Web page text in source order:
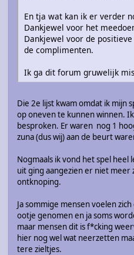
En tja wat kan ik er verder
Dankjewel voor het
Dankjewel voor de
de complimenten.
Ik ga dit forum gruwelijk
Die 2e lijst kwam omdat ik mijn
op oneven te kunnen winnen.
besproken. Er waren nog 1
zuna (dus wij) aan de beurt
Nogmaals ik vond het spel
uit ging aangezien er niet meer
ontknoping.
Ja sommige mensen voelen
ootje genomen en ja soms
maar mensen dit is f*cking
hier nog wel wat neerzetten
tere zieltjes.